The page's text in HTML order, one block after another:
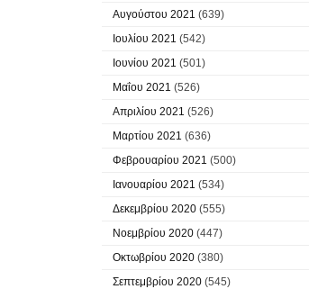
Αυγούστου 2021 (639)
Ιουλίου 2021 (542)
Ιουνίου 2021 (501)
Μαΐου 2021 (526)
Απριλίου 2021 (526)
Μαρτίου 2021 (636)
Φεβρουαρίου 2021 (500)
Ιανουαρίου 2021 (534)
Δεκεμβρίου 2020 (555)
Νοεμβρίου 2020 (447)
Οκτωβρίου 2020 (380)
Σεπτεμβρίου 2020 (545)